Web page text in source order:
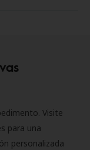
Visite
para una
personalizada